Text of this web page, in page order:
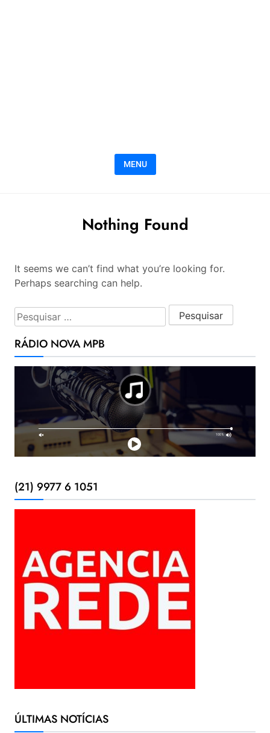
MENU
Nothing Found
It seems we can’t find what you’re looking for.
Perhaps searching can help.
Pesquisar por:
RÁDIO NOVA MPB
(21) 9977 6 1051
ÚLTIMAS NOTÍCIAS